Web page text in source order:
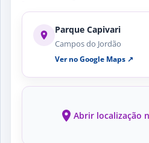
Parque Capivari
Campos do Jordão
Ver no Google Maps ↗
Abrir localização